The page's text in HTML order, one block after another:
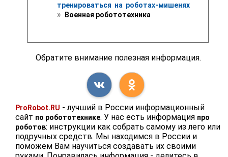
тренироваться на роботах-мишенях
» Военная робототехника
Обратите внимание полезная информация.
ProRobot.RU - лучший в России информационный
сайт по робототехнике. У нас есть информация про
роботов: инструкции как собрать самому из лего или
подручных средств. Мы находимся в России и
поможем Вам научиться создавать их своими